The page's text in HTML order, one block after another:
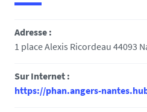
Adresse :
1 place Alexis Ricordeau 44093
Sur Internet :
https://phan.angers-